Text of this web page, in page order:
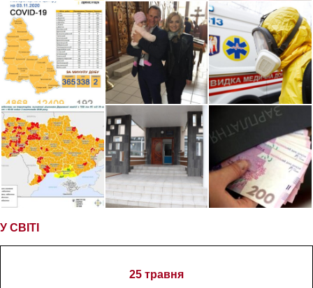
У СВІТІ
25 травня